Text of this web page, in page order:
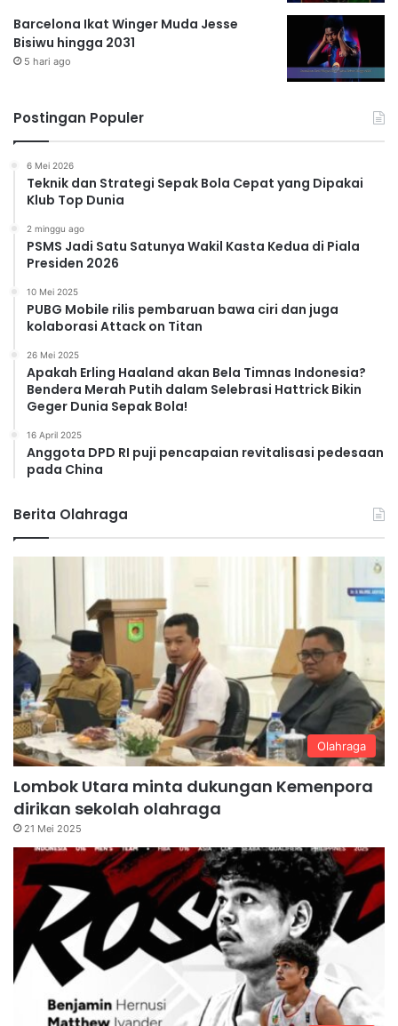
Barcelona Ikat Winger Muda Jesse
Bisiwu hingga 2031
5 hari ago
Postingan Populer
6 Mei 2026
Teknik dan Strategi Sepak Bola Cepat yang Dipakai
Klub Top Dunia
2 minggu ago
PSMS Jadi Satu Satunya Wakil Kasta Kedua di Piala
Presiden 2026
10 Mei 2025
PUBG Mobile rilis pembaruan bawa ciri dan juga
kolaborasi Attack on Titan
26 Mei 2025
Apakah Erling Haaland akan Bela Timnas Indonesia?
Bendera Merah Putih dalam Selebrasi Hattrick Bikin
Geger Dunia Sepak Bola!
16 April 2025
Anggota DPD RI puji pencapaian revitalisasi pedesaan
pada China
Berita Olahraga
Olahraga
Lombok Utara minta dukungan Kemenpora
dirikan sekolah olahraga
21 Mei 2025